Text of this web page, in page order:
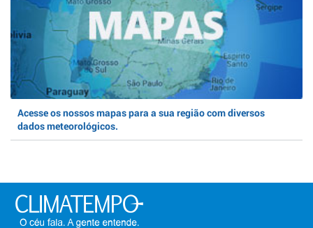
Acesse os nossos mapas para a sua região com diversos
dados meteorológicos.